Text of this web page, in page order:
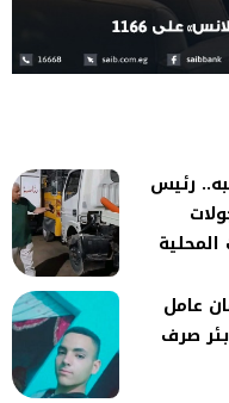
رئيس
عامل
صرف